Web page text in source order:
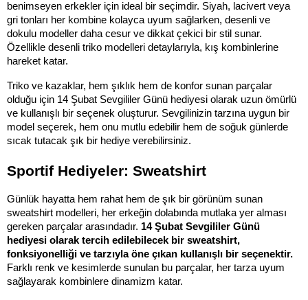
benimseyen erkekler için ideal bir seçimdir. Siyah, lacivert veya
gri tonları her kombine kolayca uyum sağlarken, desenli ve
dokulu modeller daha cesur ve dikkat çekici bir stil sunar.
Özellikle desenli triko modelleri detaylarıyla, kış kombinlerine
hareket katar.
Triko ve kazaklar, hem şıklık hem de konfor sunan parçalar
olduğu için 14 Şubat Sevgililer Günü hediyesi olarak uzun ömürlü
ve kullanışlı bir seçenek oluşturur. Sevgilinizin tarzına uygun bir
model seçerek, hem onu mutlu edebilir hem de soğuk günlerde
sıcak tutacak şık bir hediye verebilirsiniz.
Sportif Hediyeler: Sweatshirt
Günlük hayatta hem rahat hem de şık bir görünüm sunan
sweatshirt modelleri, her erkeğin dolabında mutlaka yer alması
gereken parçalar arasındadır. 14 Şubat Sevgililer Günü
hediyesi olarak tercih edilebilecek bir sweatshirt,
fonksiyonelliği ve tarzıyla öne çıkan kullanışlı bir seçenektir.
Farklı renk ve kesimlerde sunulan bu parçalar, her tarza uyum
sağlayarak kombinlere dinamizm katar.